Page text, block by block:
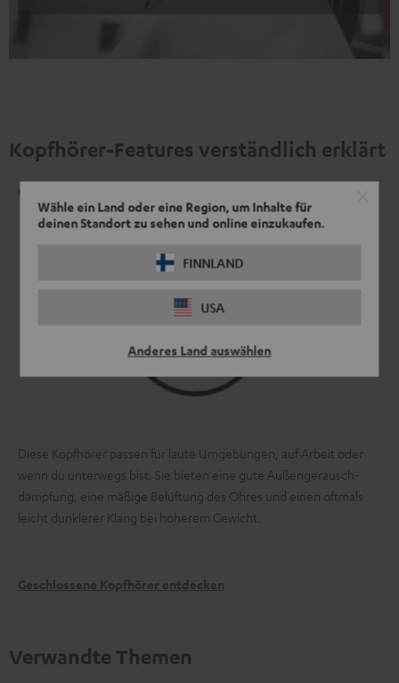
Wähle ein Land oder eine Region, um Inhalte für
deinen Standort zu sehen und online einzukaufen.
FINNLAND
USA
Anderes Land auswählen
Kopfhörer-Features verständlich erklärt
Geschlossen
Diese Kopfhörer passen für laute Umgebungen, auf Arbeit oder
wenn du unterwegs bist. Sie bieten eine gute Außen­geräusch­
dämpfung, eine mäßige Belüftung des Ohres und einen oftmals
leicht dunklerer Klang bei höherem Gewicht.
Geschlossene Kopfhörer entdecken
Verwandte Themen